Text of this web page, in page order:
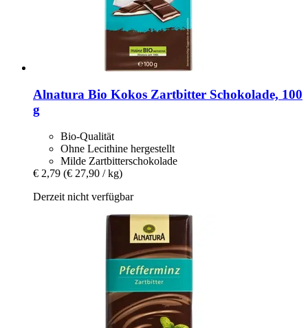
Alnatura Bio Kokos Zartbitter Schokolade, 100
g
Bio-Qualität
Ohne Lecithine hergestellt
Milde Zartbitterschokolade
€ 2,79 (€ 27,90 / kg)
Derzeit nicht verfügbar